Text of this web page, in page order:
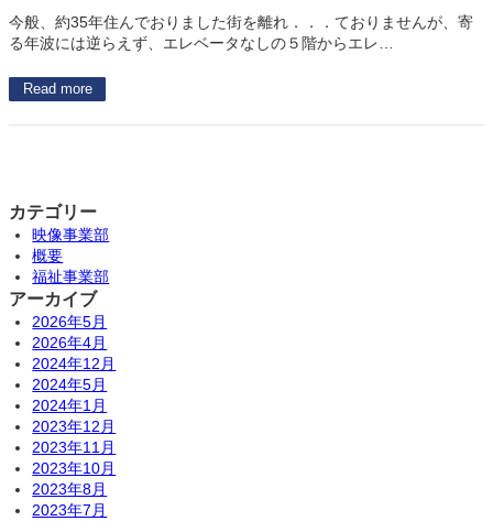
今般、約35年住んでおりました街を離れ．．．ておりませんが、寄
る年波には逆らえず、エレベータなしの５階からエレ…
Read more
カテゴリー
映像事業部
概要
福祉事業部
アーカイブ
2026年5月
2026年4月
2024年12月
2024年5月
2024年1月
2023年12月
2023年11月
2023年10月
2023年8月
2023年7月